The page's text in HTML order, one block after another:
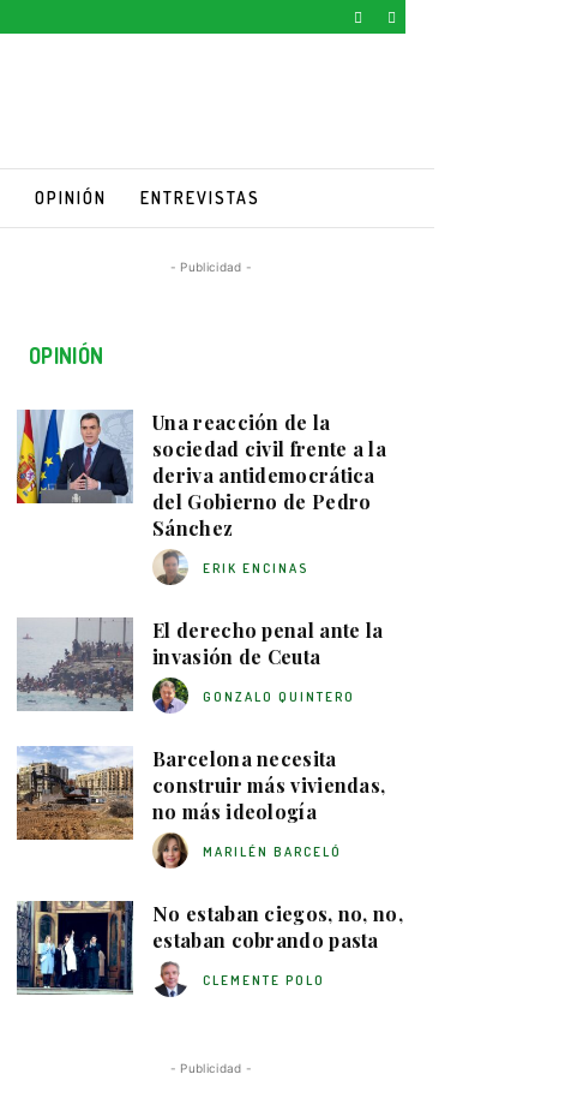
OPINIÓN ENTREVISTAS
- Publicidad -
OPINIÓN
Una reacción de la
sociedad civil frente a la
deriva antidemocrática
del Gobierno de Pedro
Sánchez
ERIK ENCINAS
El derecho penal ante la
invasión de Ceuta
GONZALO QUINTERO
Barcelona necesita
construir más viviendas,
no más ideología
MARILÉN BARCELÓ
No estaban ciegos, no, no,
estaban cobrando pasta
CLEMENTE POLO
- Publicidad -